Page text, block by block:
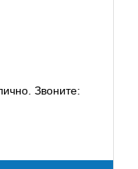
Звоните: